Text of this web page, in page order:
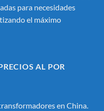
para necesidades
el máximo
AL POR
en China.